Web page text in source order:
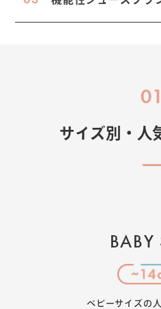
01
サイズ別・人
BABY
ベビーサイズの